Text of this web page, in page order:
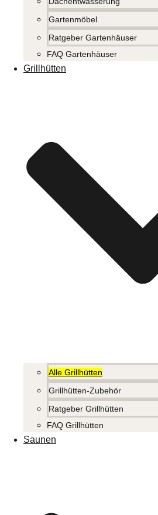
Gartenmöbel
Ratgeber Gartenhäuser
FAQ Gartenhäuser
Grillhütten
Alle Grillhütten
Grillhütten-Zubehör
Ratgeber Grillhütten
FAQ Grillhütten
Saunen